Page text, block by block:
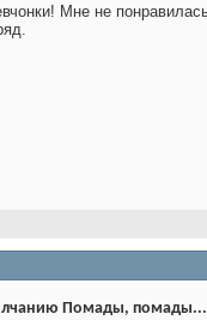
Мне не
Помады,